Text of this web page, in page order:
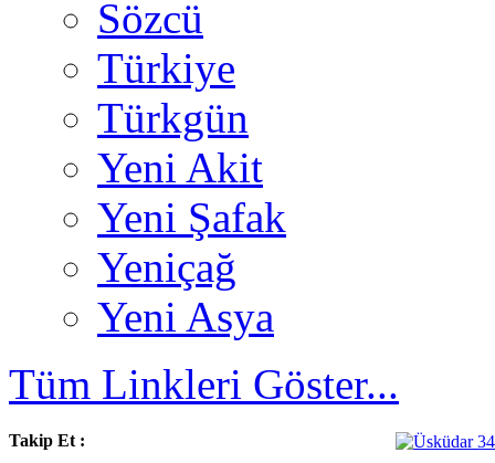
Sözcü
Türkiye
Türkgün
Yeni Akit
Yeni Şafak
Yeniçağ
Yeni Asya
Tüm Linkleri Göster...
Takip Et :